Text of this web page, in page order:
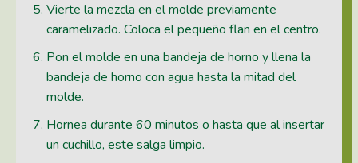
Vierte la mezcla en el molde previamente
caramelizado. Coloca el pequeño flan en el centro.
Pon el molde en una bandeja de horno y llena la
bandeja de horno con agua hasta la mitad del
molde.
Hornea durante 60 minutos o hasta que al insertar
un cuchillo, este salga limpio.